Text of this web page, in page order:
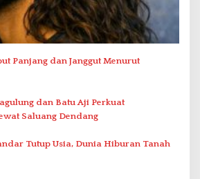
Panjang dan Janggut Menurut
dan Batu Aji Perkuat
Saluang Dendang
Tutup Usia, Dunia Hiburan Tanah